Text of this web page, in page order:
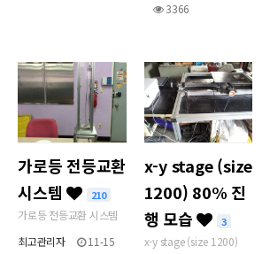
3366
가로등 전등교환
시스템
210
가로등 전등교환 시스템
최고관리자
11-15
x-y stage (size
1200) 80% 진
행 모습
3
x-y stage (size 1200)